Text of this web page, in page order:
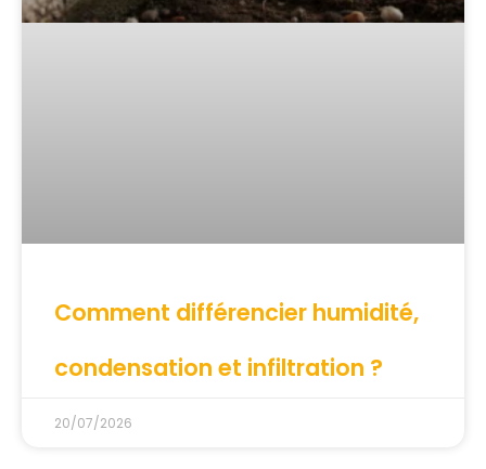
Comment différencier humidité,
condensation et infiltration ?
20/07/2026